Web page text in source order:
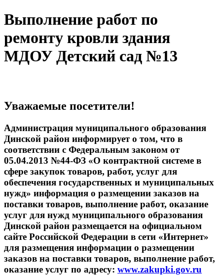
Выполнение работ по
ремонту кровли здания
МДОУ Детский сад №13
Уважаемые посетители!
Администрация муниципального образования
Динской район информирует о том, что в
соответствии с Федеральным законом от
05.04.2013 №44-ФЗ «О контрактной системе в
сфере закупок товаров, работ, услуг для
обеспечения государственных и муниципальных
нужд» информация о размещении заказов на
поставки товаров, выполнение работ, оказание
услуг для нужд муниципального образования
Динской район размещается на официальном
сайте Российской Федерации в сети «Интернет»
для размещения информации о размещении
заказов на поставки товаров, выполнение работ,
оказание услуг по адресу: www.zakupki.gov.ru